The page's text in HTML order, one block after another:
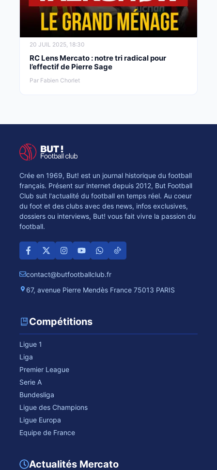
20 JUIL 2025, 18:30
RC Lens Mercato : notre tri radical pour
l’effectif de Pierre Sage
Par Fabien Chorlet
Crée en 1969, But! est un journal historique du football
français. Présent sur internet depuis 2012, But Football
Club suit l'actualité du football en temps réel. Au coeur
du foot et des clubs avec des news, infos exclusives,
dossiers ou interviews, But! vous fait vivre la passion du
football.
contact@butfootballclub.fr
67, avenue Pierre Mendès France 75013 PARIS
Compétitions
Ligue 1
Liga
Premier League
Serie A
Bundesliga
Ligue des Champions
Ligue Europa
Equipe de France
Actualités Mercato